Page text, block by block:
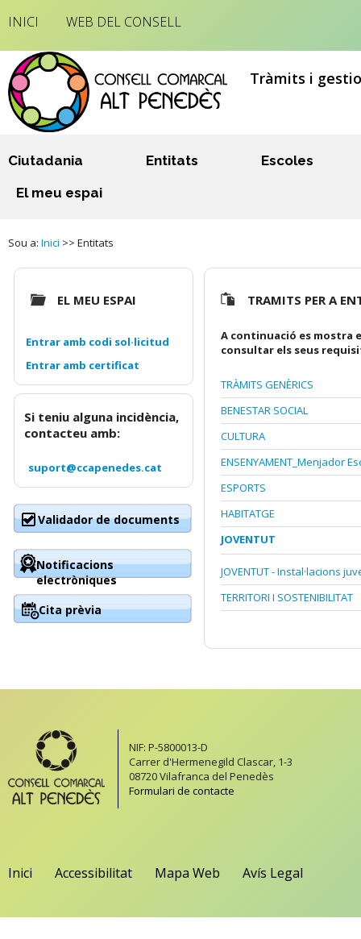
INICI WEB DEL CONSELL
Tràmits i
Ciutadania Entitats
Escoles
El meu espai
Sou a: Inici >> Entitats
TRAMITS PER A
A continuació es mostra
consultar els seus
TRÀMITS GENÈRICS
BENESTAR SOCIAL
CULTURA
ENSENYAMENT_Menjador
ESPORTS
HABITATGE
JOVENTUT
JOVENTUT - Instal·lacions
TERRITORI I SOSTENIBILITAT
EL MEU ESPAI
Entrar amb codi sol·licitud
Si teniu alguna incidència,
contacteu amb:
suport@ccapenedes.cat
Validador de documents
Notificacions
electròniques
Cita prèvia
NIF: P-5800013-D
Carrer d'Hermenegild Clascar, 1-3
08720 Vilafranca del Penedès
Formulari de contacte
Inici Accessibilitat Mapa Web Avís Legal